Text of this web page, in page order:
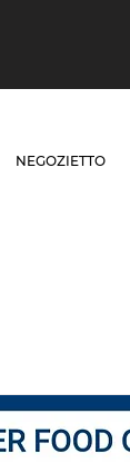
NEGOZIETTO